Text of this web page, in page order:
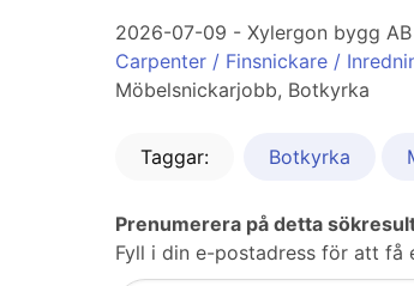
2026-07-09 - Xylergon bygg AB
Carpenter / Finsnickare /
Möbelsnickarjobb, Botkyrka
Taggar: Botkyrka
Prenumerera på detta
Fyll i din e-postadress för att få